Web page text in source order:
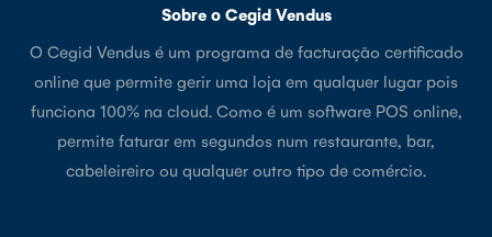
Sobre o Cegid Vendus
O Cegid Vendus é um programa de facturação certificado
online que permite gerir uma loja em qualquer lugar pois
funciona 100% na cloud. Como é um software POS online,
permite faturar em segundos num restaurante, bar,
cabeleireiro ou qualquer outro tipo de comércio.